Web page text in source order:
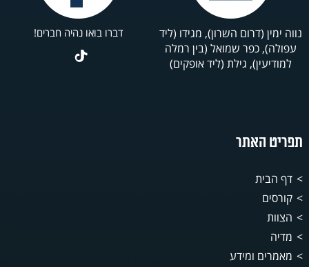
נווה ימין (דרום השרון), מגידו (ליד
עפולה), כפר שמואל (בין רמלה
למודיעין), גילת (ליד אופקים)
דברו בואו נהיה חברים!
תפריט האתר
דף הבית
קורסים
הצוות
מדיה
מאמרים ומידע